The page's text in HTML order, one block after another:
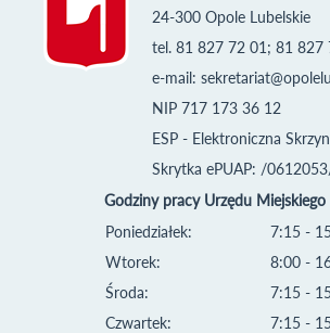
24-300 Opole Lubelskie
tel. 81 827 72 01; 81 827
e-mail:
NIP 717 173 36 12
ESP - Elektroniczna
Skrytka ePUAP: /
Godziny pracy Urzędu Miejskiego
Poniedziałek:
Wtorek:
Środa:
Czwartek:
7:15 -
8:00 -
7:15 -
7:15 -